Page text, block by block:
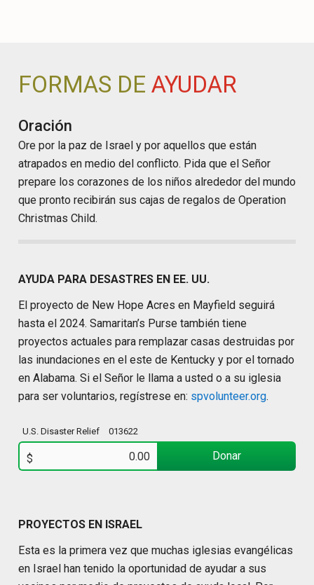
FORMAS DE AYUDAR
Oración
Ore por la paz de Israel y por aquellos que están
atrapados en medio del conflicto. Pida que el Señor
prepare los corazones de los niños alrededor del mundo
que pronto recibirán sus cajas de regalos de Operation
Christmas Child.
AYUDA PARA DESASTRES EN EE. UU.
El proyecto de New Hope Acres en Mayfield seguirá
hasta el 2024. Samaritan’s Purse también tiene
proyectos actuales para remplazar casas destruidas por
las inundaciones en el este de Kentucky y por el tornado
en Alabama. Si el Señor le llama a usted o a su iglesia
para ser voluntarios, regístrese en: spvolunteer.org.
U.S. Disaster Relief 013622
$ Donar
PROYECTOS EN ISRAEL
Esta es la primera vez que muchas iglesias evangélicas
en Israel han tenido la oportunidad de ayudar a sus